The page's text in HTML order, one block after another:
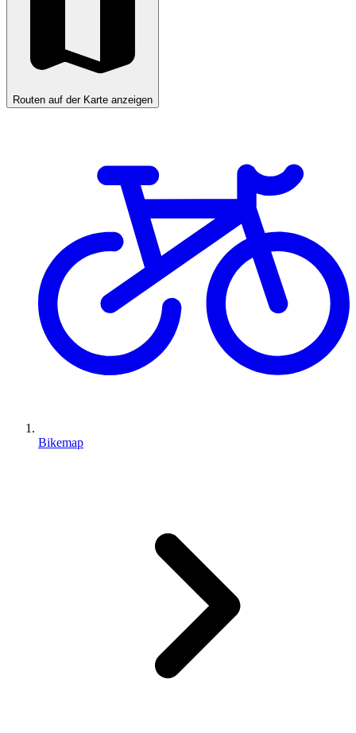
Routen auf der Karte anzeigen
Bikemap